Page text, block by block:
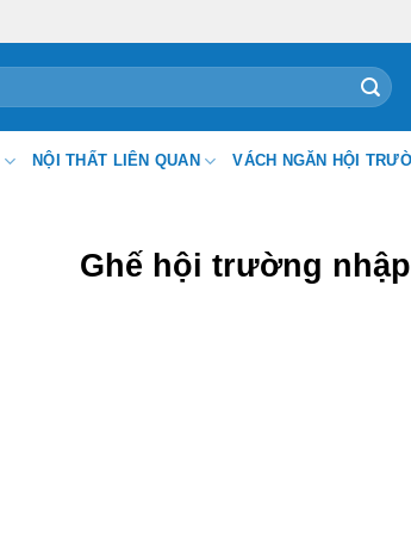
NỘI THẤT LIÊN QUAN VÁCH NGĂN HỘI
Ghế hội trường